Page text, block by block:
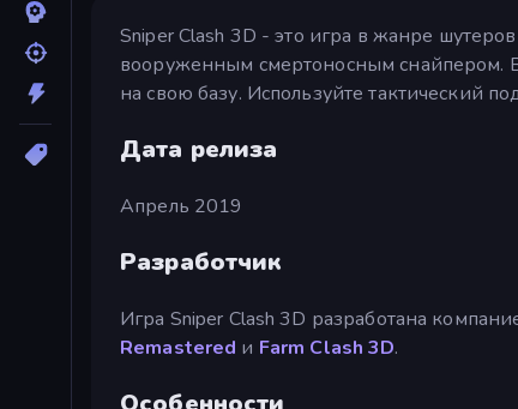
Sniper Clash 3D - это игра в жанре
вооруженным смертоносным снайпером.
на свою базу. Используйте тактический
Дата релиза
Апрель 2019
Разработчик
Игра Sniper Clash 3D разработана
Remastered и Farm Clash 3D.